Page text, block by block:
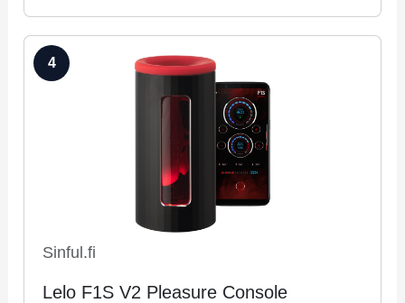
4
Sinful.fi
Lelo F1S V2 Pleasure Console